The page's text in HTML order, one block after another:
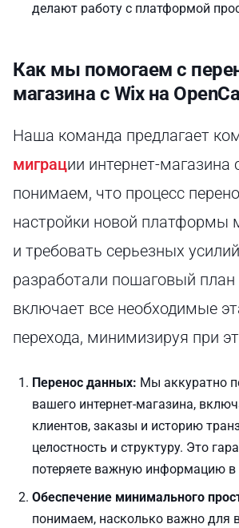
делают работу с платформой
Как мы помогаем с
магазина с Wix на
Наша команда предлагает
миграции интернет-
понимаем, что процесс
настройки новой
и требовать серьезных
разработали пошаговый
включает все необходимые
перехода, минимизируя при
Перенос данных: Мы аккуратно
вашего интернет-магазина,
клиентов, заказы и историю
целостность и структуру. Это
потеряете важную информацию в
Обеспечение минимального
понимаем, насколько важно для